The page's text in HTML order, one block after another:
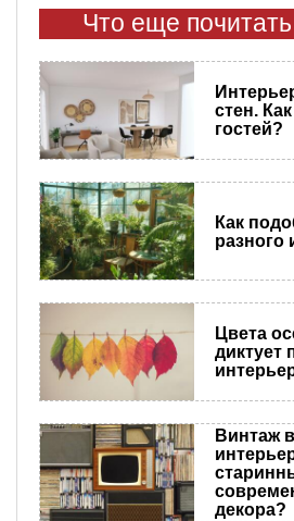
Что еще
стен.
гостей?
Как
разного
Цвета
диктует
Винтаж
декора?